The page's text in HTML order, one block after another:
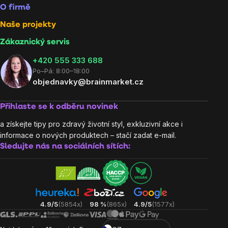
O firmě
Naše projekty
Zákaznický servis
‭+420 555 333 688
Po–Pá: 8:00–18:00
objednavky@brainmarket.cz
Přihlaste se k odběru novinek
a získejte tipy pro zdravý životní styl, exkluzivní akce i
informace o nových produktech – stačí zadat e-mail.
Sledujte nás na sociálních sítích:
4.9/5(5854x) 98 %(865x) 4.9/5(1577x)